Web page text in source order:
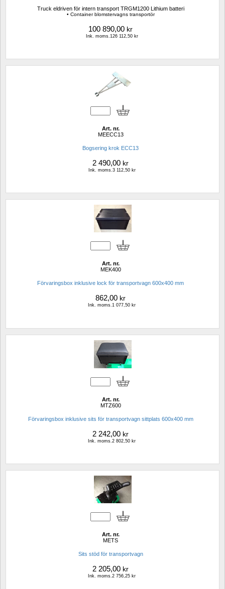
Truck eldriven för intern transport TRGM1200 Lithium batteri
• Container blomstervagns transportör
100 890,00 kr
Ink. moms.126 112,50 kr
Art. nr.
MEECC13
Bogsering krok ECC13
2 490,00 kr
Ink. moms.3 112,50 kr
Art. nr.
MEK400
Förvaringsbox inklusive lock för transportvagn 600x400 mm
862,00 kr
Ink. moms.1 077,50 kr
Art. nr.
MTZ600
Förvaringsbox inklusive sits för transportvagn sittplats 600x400 mm
2 242,00 kr
Ink. moms.2 802,50 kr
Art. nr.
METS
Sits stöd för transportvagn
2 205,00 kr
Ink. moms.2 756,25 kr